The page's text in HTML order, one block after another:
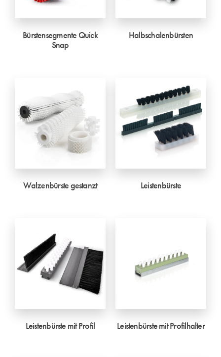
Bürstensegmente Quick
Snap
Halbschalenbürsten
Walzenbürste gestanzt Leistenbürste
Leistenbürste mit Profil Leistenbürste mit Profilhalter